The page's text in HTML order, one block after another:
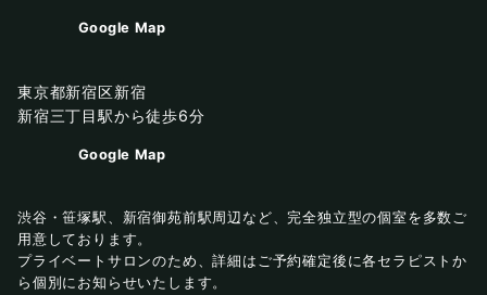
Google Map
東京都新宿区新宿
新宿三丁目駅から徒歩6分
Google Map
渋谷・笹塚駅、新宿御苑前駅周辺など、完全独立型の個室を多数ご
用意しております。
プライベートサロンのため、詳細はご予約確定後に各セラピストか
ら個別にお知らせいたします。